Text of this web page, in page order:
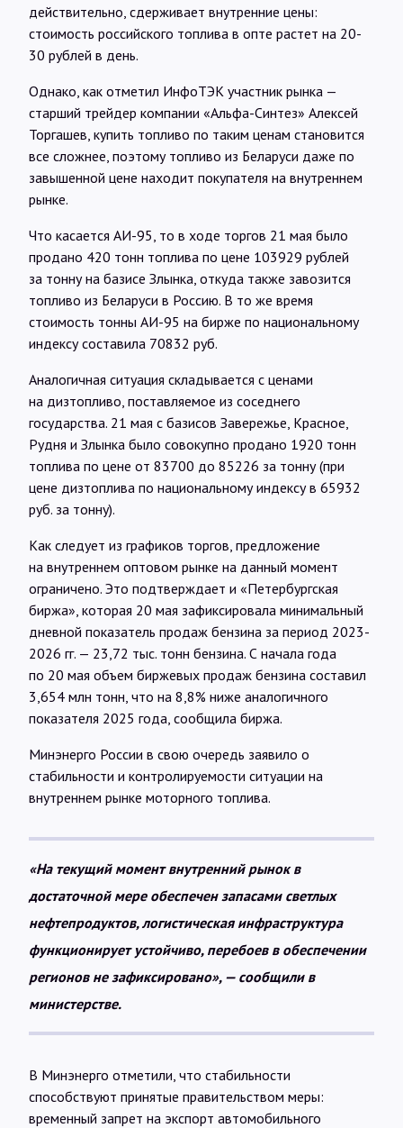
действительно, сдерживает внутренние цены:
стоимость российского топлива в опте растет на 20-
30 рублей в день.
Однако, как отметил ИнфоТЭК участник рынка —
старший трейдер компании «Альфа-Синтез» Алексей
Торгашев, купить топливо по таким ценам становится
все сложнее, поэтому топливо из Беларуси даже по
завышенной цене находит покупателя на внутреннем
рынке.
Что касается АИ-95, то в ходе торгов 21 мая было
продано 420 тонн топлива по цене 103929 рублей
за тонну на базисе Злынка, откуда также завозится
топливо из Беларуси в Россию. В то же время
стоимость тонны АИ-95 на бирже по национальному
индексу составила 70832 руб.
Аналогичная ситуация складывается с ценами
на дизтопливо, поставляемое из соседнего
государства. 21 мая с базисов Завережье, Красное,
Рудня и Злынка было совокупно продано 1920 тонн
топлива по цене от 83700 до 85226 за тонну (при
цене дизтоплива по национальному индексу в 65932
руб. за тонну).
Как следует из графиков торгов, предложение
на внутреннем оптовом рынке на данный момент
ограничено. Это подтверждает и «Петербургская
биржа», которая 20 мая зафиксировала минимальный
дневной показатель продаж бензина за период 2023-
2026 гг. — 23,72 тыс. тонн бензина. С начала года
по 20 мая объем биржевых продаж бензина составил
3,654 млн тонн, что на 8,8% ниже аналогичного
показателя 2025 года, сообщила биржа.
Минэнерго России в свою очередь заявило о
стабильности и контролируемости ситуации на
внутреннем рынке моторного топлива.
«На текущий момент внутренний рынок в
достаточной мере обеспечен запасами светлых
нефтепродуктов, логистическая инфраструктура
функционирует устойчиво, перебоев в обеспечении
регионов не зафиксировано», — сообщили в
министерстве.
В Минэнерго отметили, что стабильности
способствуют принятые правительством меры:
временный запрет на экспорт автомобильного